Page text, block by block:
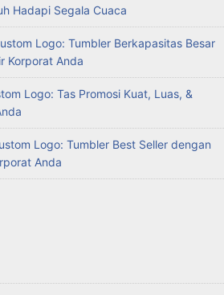
Hadapi Segala Cuaca
Logo: Tumbler Berkapasitas Besar
Korporat Anda
Logo: Tas Promosi Kuat, Luas, &
Logo: Tumbler Best Seller dengan
Anda